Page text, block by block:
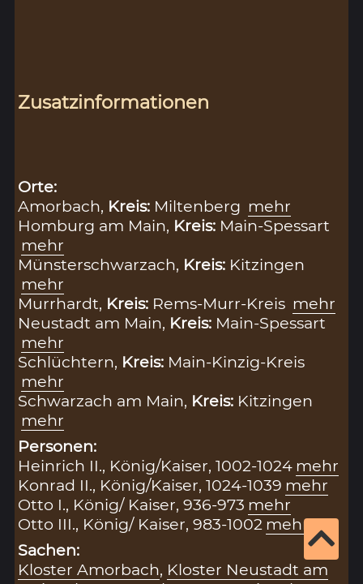
Zusatzinformationen
Orte:
Amorbach, Kreis: Miltenberg mehr
Homburg am Main, Kreis: Main-Spessart
mehr
Münsterschwarzach, Kreis: Kitzingen
mehr
Murrhardt, Kreis: Rems-Murr-Kreis mehr
Neustadt am Main, Kreis: Main-Spessart
mehr
Schlüchtern, Kreis: Main-Kinzig-Kreis
mehr
Schwarzach am Main, Kreis: Kitzingen
mehr
Personen:
Heinrich II., König/Kaiser, 1002-1024 mehr
Konrad II., König/Kaiser, 1024-1039 mehr
Otto I., König/ Kaiser, 936-973 mehr
Otto III., König/ Kaiser, 983-1002 mehr
Sachen:
Kloster Amorbach, Kloster Neustadt am